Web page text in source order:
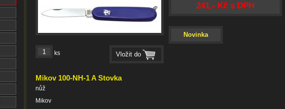
ks
241,- Kč s DPH
Novinka
Mikov 100-NH-1 A Stovka
nůž
Mikov